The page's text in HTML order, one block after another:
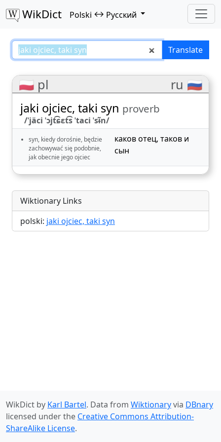
WikDict Polski ↔ Русский
jaki ojciec, taki syn – Translate
🇵🇱 pl ru 🇷🇺
jaki ojciec, taki syn proverb
/ˈjäci ˈɔjt͡ɕɛt͡s ˈtaci ˈsɨ̃n/
syn, kiedy dorośnie, będzie
zachowywać się podobnie,
jak obecnie jego ojciec
каков отец, таков и
сын
Wiktionary Links
polski: jaki ojciec, taki syn
WikDict by Karl Bartel. Data from Wiktionaryvia DBnary
licensed under the Creative Commons Attribution-
ShareAlike License.